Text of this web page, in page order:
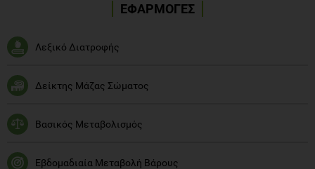
ΕΦΑΡΜΟΓΕΣ
Λεξικό Διατροφής
Δείκτης Μάζας Σώματος
Βασικός Μεταβολισμός
Εβδομαδιαία Μεταβολή Βάρους